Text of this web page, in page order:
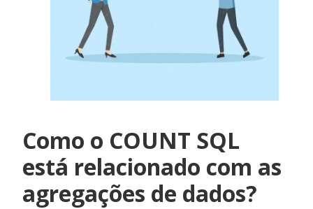
Como o COUNT SQL
está relacionado com as
agregações de dados?